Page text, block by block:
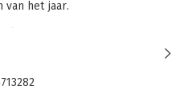
van het jaar.
afgelopen 50 jaar in beeld
zien van klimaatveranderingen
ontwikkelingen langs de kust,